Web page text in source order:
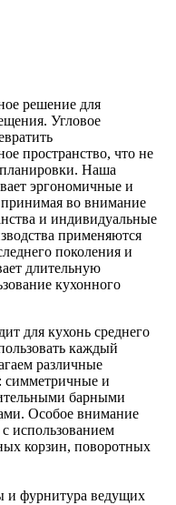
решение для
Угловое
пространство, что не
Наша
эргономичные и
во внимание
и индивидуальные
применяются
поколения и
длительную
кухонного
для кухонь среднего
каждый
различные
симметричные и
барными
Особое внимание
использованием
корзин, поворотных
и фурнитура ведущих